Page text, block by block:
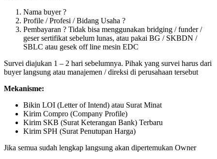
Nama buyer ?
Profile / Profesi / Bidang Usaha ?
Pembayaran ? Tidak bisa menggunakan bridging / funder /
geser sertifikat sebelum lunas, atau pakai BG / SKBDN /
SBLC atau gesek off line mesin EDC
Survei diajukan 1 – 2 hari sebelumnya. Pihak yang survei harus dari
buyer langsung atau manajemen / direksi di perusahaan tersebut
Mekanisme:
Bikin LOI (Letter of Intend) atau Surat Minat
Kirim Compro (Company Profile)
Kirim SKB (Surat Keterangan Bank) Terbaru
Kirim SPH (Surat Penutupan Harga)
Jika semua sudah lengkap langsung akan dipertemukan Owner